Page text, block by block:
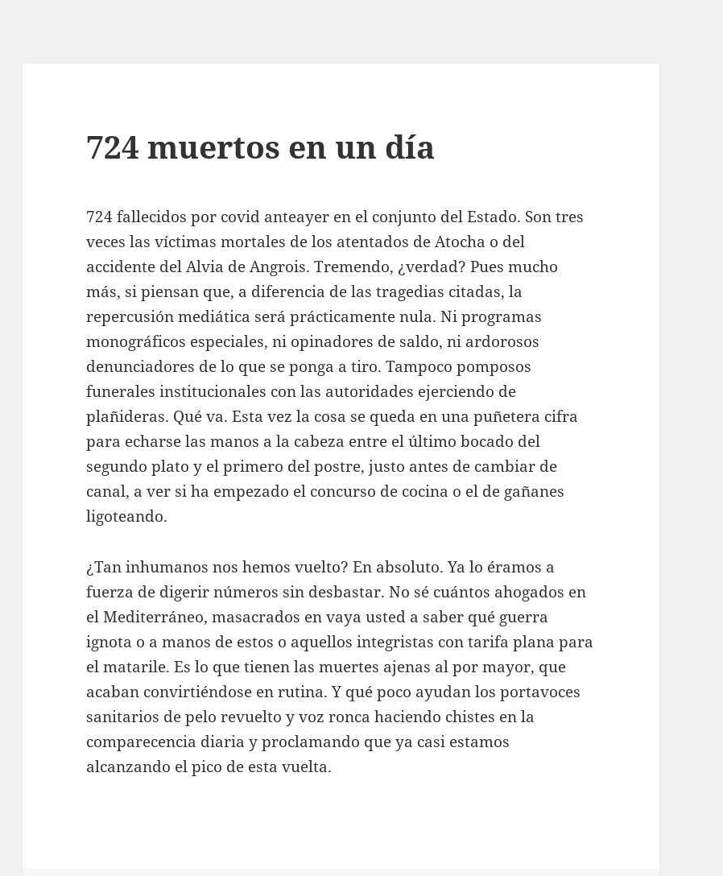
724 muertos en un día
724 fallecidos por covid anteayer en el conjunto del Estado. Son tres
veces las víctimas mortales de los atentados de Atocha o del
accidente del Alvia de Angrois. Tremendo, ¿verdad? Pues mucho
más, si piensan que, a diferencia de las tragedias citadas, la
repercusión mediática será prácticamente nula. Ni programas
monográficos especiales, ni opinadores de saldo, ni ardorosos
denunciadores de lo que se ponga a tiro. Tampoco pomposos
funerales institucionales con las autoridades ejerciendo de
plañideras. Qué va. Esta vez la cosa se queda en una puñetera cifra
para echarse las manos a la cabeza entre el último bocado del
segundo plato y el primero del postre, justo antes de cambiar de
canal, a ver si ha empezado el concurso de cocina o el de gañanes
ligoteando.
¿Tan inhumanos nos hemos vuelto? En absoluto. Ya lo éramos a
fuerza de digerir números sin desbastar. No sé cuántos ahogados en
el Mediterráneo, masacrados en vaya usted a saber qué guerra
ignota o a manos de estos o aquellos integristas con tarifa plana para
el matarile. Es lo que tienen las muertes ajenas al por mayor, que
acaban convirtiéndose en rutina. Y qué poco ayudan los portavoces
sanitarios de pelo revuelto y voz ronca haciendo chistes en la
comparecencia diaria y proclamando que ya casi estamos
alcanzando el pico de esta vuelta.